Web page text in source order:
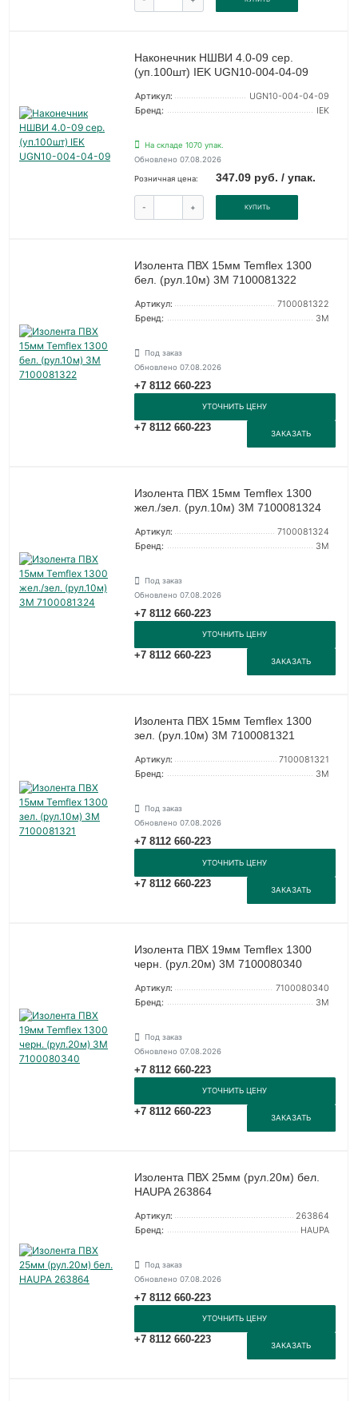
Наконечник НШВИ 4.0-09 сер.
(уп.100шт) IEK UGN10-004-04-09
Артикул:
UGN10-004-04-09
Бренд:
IEK
На складе 1070 упак.
Обновлено 07.08.2026
Розничная цена: 347.09 руб. / упак.
- + КУПИТЬ
Изолента ПВХ 15мм Temflex 1300
бел. (рул.10м) 3М 7100081322
Артикул:
7100081322
Бренд:
3М
Под заказ
Обновлено 07.08.2026
+7 8112 660-223
УТОЧНИТЬ ЦЕНУ
+7 8112 660-223
ЗАКАЗАТЬ
Изолента ПВХ 15мм Temflex 1300
жел./зел. (рул.10м) 3М 7100081324
Артикул:
7100081324
Бренд:
3М
Под заказ
Обновлено 07.08.2026
+7 8112 660-223
УТОЧНИТЬ ЦЕНУ
+7 8112 660-223
ЗАКАЗАТЬ
Изолента ПВХ 15мм Temflex 1300
зел. (рул.10м) 3М 7100081321
Артикул:
7100081321
Бренд:
3М
Под заказ
Обновлено 07.08.2026
+7 8112 660-223
УТОЧНИТЬ ЦЕНУ
+7 8112 660-223
ЗАКАЗАТЬ
Изолента ПВХ 19мм Temflex 1300
черн. (рул.20м) 3М 7100080340
Артикул:
7100080340
Бренд:
3М
Под заказ
Обновлено 07.08.2026
+7 8112 660-223
УТОЧНИТЬ ЦЕНУ
+7 8112 660-223
ЗАКАЗАТЬ
Изолента ПВХ 25мм (рул.20м) бел.
HAUPA 263864
Артикул:
263864
Бренд:
HAUPA
Под заказ
Обновлено 07.08.2026
+7 8112 660-223
УТОЧНИТЬ ЦЕНУ
+7 8112 660-223
ЗАКАЗАТЬ